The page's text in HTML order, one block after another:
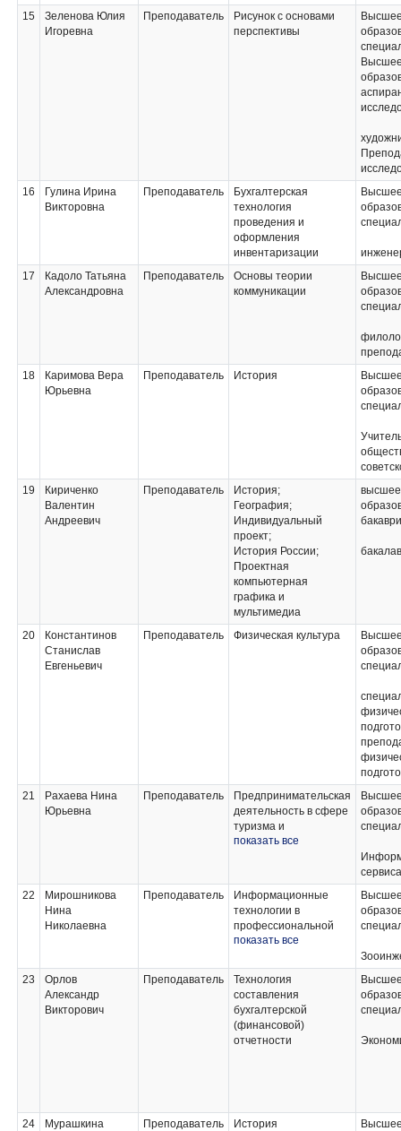
Право социального
обеспечения
15
Зеленова Юлия
Игоревна
Преподаватель
Рисунок с основами
перспективы
16
Гулина Ирина
Викторовна
Преподаватель
Бухгалтерская
технология
проведения и
оформления
инвентаризации
17
Кадоло Татьяна
Александровна
Преподаватель
Основы теории
коммуникации
18
Каримова Вера
Юрьевна
Преподаватель История
19
Кириченко
Валентин
Андреевич
Преподаватель
История;
География;
Индивидуальный
проект;
История России;
Проектная
компьютерная
графика и
мультимедиа
высшее
20
Константинов
Станислав
Евгеньевич
Преподаватель Физическая культура
21
Рахаева Нина
Юрьевна
Преподаватель
Предпринимательская
деятельность в сфере
туризма и
гостиничного бизнеса;
обеспечение в
туризме и
гостеприимстве;
Менеджмент в
Рекреационное
ресурсоведение;
Координация работы
служб предприятий
туризма и
туристов и
показать все
сервиса
22
Мирошникова
Нина
Николаевна
Преподаватель
Информационные
технологии в
профессиональной
деятельности;
Менеджмент;
Экономика и
бухгалтерский учет
предприятий туризма
и гостиничного дела;
Профессиональная
показать все
23
Орлов
Александр
Викторович
Преподаватель
Технология
составления
бухгалтерской
(финансовой)
отчетности
24 Мурашкина Преподаватель История